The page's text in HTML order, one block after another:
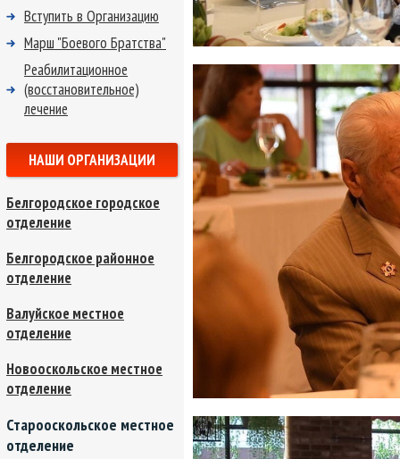
Вступить в Организацию
Марш "Боевого Братства"
Реабилитационное
(восстановительное)
лечение
НАШИ ОРГАНИЗАЦИИ
Белгородское городское
отделение
Белгородское районное
отделение
Валуйское местное
отделение
Новооскольское местное
отделение
Старооскольское местное
отделение